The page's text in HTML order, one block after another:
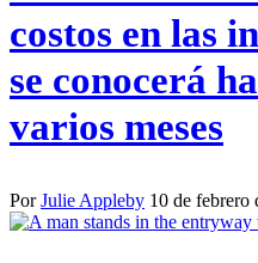
costos en las
se conocerá
varios meses
PorJulie Appleby 10 de febrero